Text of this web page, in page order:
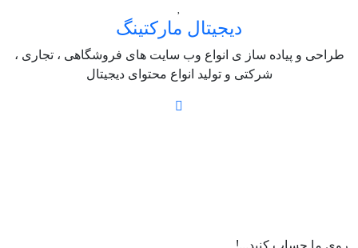
دیجیتال مارکتینگ
طراحی و پیاده ساز ی انواع وب سایت های فروشگاهی ، تجاری ،
شرکتی و تولید انواع محتوای دیجیتال